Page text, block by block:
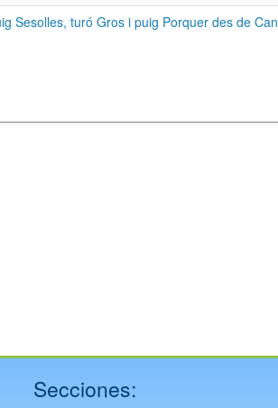
Sesolles, turó Gros i puig Porquer des de Can
Secciones: